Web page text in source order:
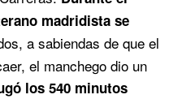
madridista se
a sabiendas de que el
el manchego dio un
los 540 minutos